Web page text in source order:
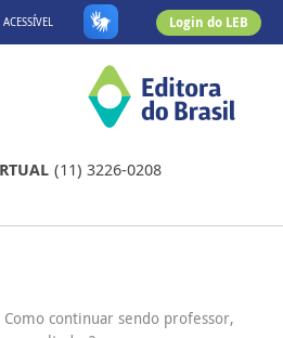
Login do LEB
(11) 3226-0208
Como continuar sendo professor,